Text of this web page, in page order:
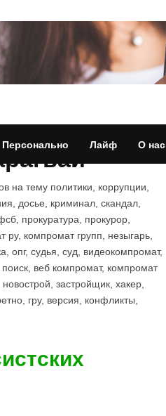
Персонально Лайф О нас
тему политики, коррупции,
досье, криминал, скандал,
прокуратура, прокурор,
ру, компромат групп, незыгарь,
опг, судья, суд, видеокомпромат,
поиск, веб компромат, компромат
застройщик, хакер,
гру, версия, конфликты,